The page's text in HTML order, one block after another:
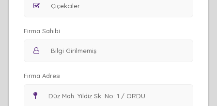
Firma Sahibi
Firma Adresi